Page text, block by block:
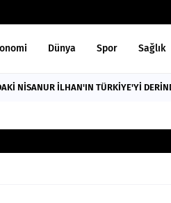
Dünya Spor Sağlık
NİSANUR İLHAN'IN TÜRKİYE'Yİ